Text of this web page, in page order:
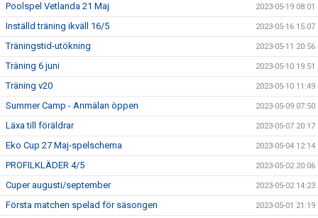
Poolspel Vetlanda 21 Maj 2023-05-19 08:01
Inställd träning ikväll 16/5 2023-05-16 15:07
Träningstid-utökning 2023-05-11 20:56
Träning 6 juni 2023-05-10 19:51
Träning v20 2023-05-10 11:49
Summer Camp - Anmälan öppen 2023-05-09 07:50
Läxa till föräldrar 2023-05-07 20:17
Eko Cup 27 Maj-spelschema 2023-05-04 12:14
PROFILKLÄDER 4/5 2023-05-02 20:06
Cuper augusti/september 2023-05-02 14:23
Första matchen spelad för säsongen 2023-05-01 21:19